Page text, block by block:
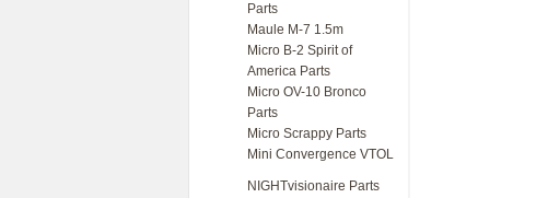
Parts
Maule M-7 1.5m
Micro B-2 Spirit of
America Parts
Micro OV-10 Bronco
Parts
Micro Scrappy Parts
Mini Convergence VTOL
NIGHTvisionaire Parts